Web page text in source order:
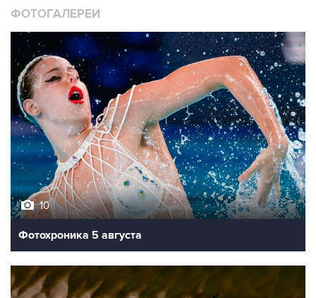
ФОТОГАЛЕРЕИ
10
Фотохроника 5 августа